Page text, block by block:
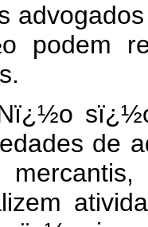
podem
sï¿½o
de